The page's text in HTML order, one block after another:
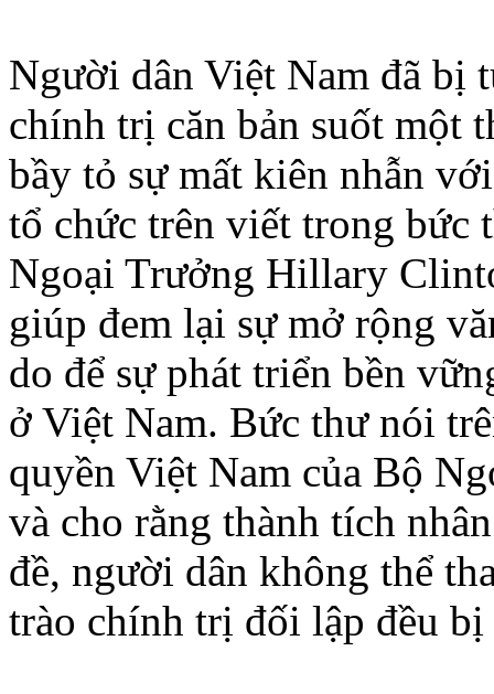
Người dân Việt Nam đã bị
chính trị căn bản suốt một
bầy tỏ sự mất kiên nhẫn
tổ chức trên viết trong bức
Ngoại Trưởng Hillary
giúp đem lại sự mở rộng
do để sự phát triển bền
ở Việt Nam. Bức thư nói
quyền Việt Nam của Bộ
và cho rằng thành tích
đề, người dân không thể
trào chính trị đối lập đều bị